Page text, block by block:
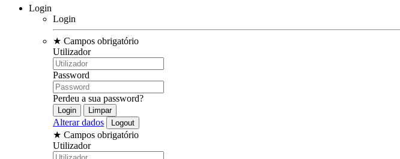
Login
Login
★ Campos obrigatório
Utilizador
Password
Perdeu a sua password?
Alterar dados
★ Campos obrigatório
Utilizador